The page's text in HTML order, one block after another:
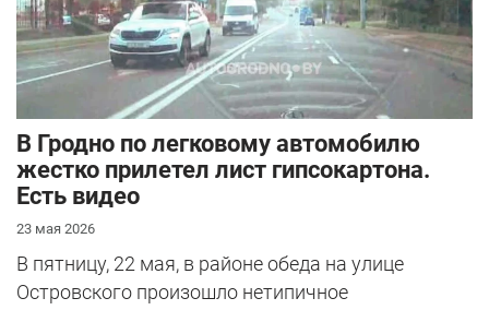
В Гродно по легковому автомобилю
жестко прилетел лист гипсокартона.
Есть видео
23 мая 2026
В пятницу, 22 мая, в районе обеда на улице
Островского произошло нетипичное